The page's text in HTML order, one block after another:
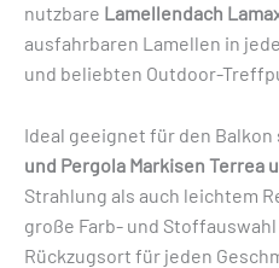
nutzbare Lamellendach
ausfahrbaren Lamellen in
und beliebten Outdoor-
Ideal geeignet für den Balkon
und Pergola Markisen Terrea
Strahlung als auch leichtem
große Farb- und
Rückzugsort für jeden